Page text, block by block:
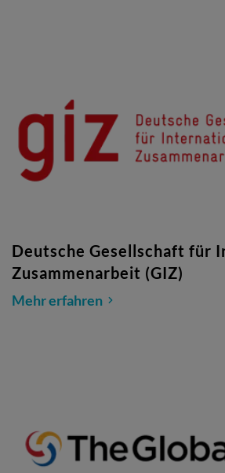
Deutsche Gesellschaft für
Zusammenarbeit (GIZ)
Mehr erfahren